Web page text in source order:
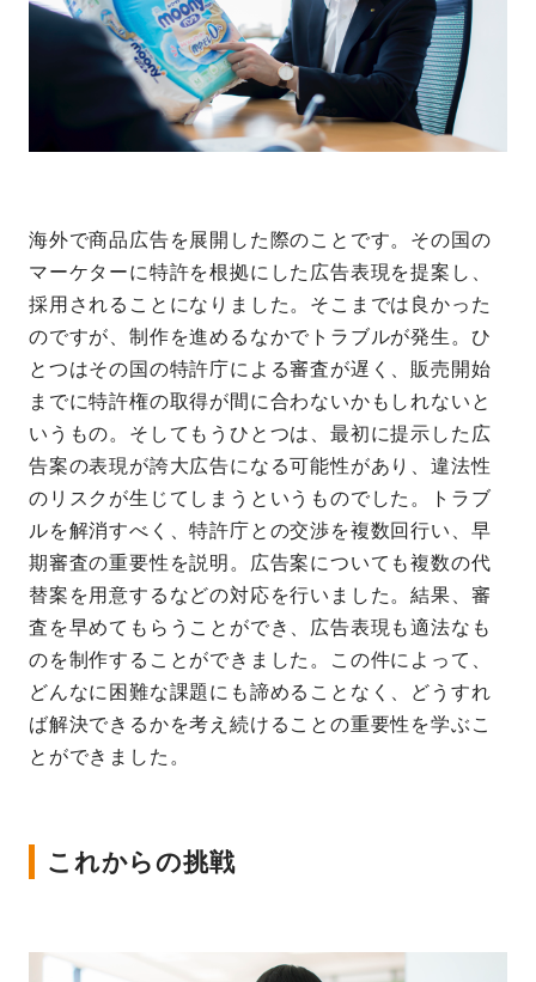
海外で商品広告を展開した際のことです。その国の
マーケターに特許を根拠にした広告表現を提案し、
採用されることになりました。そこまでは良かった
のですが、制作を進めるなかでトラブルが発生。ひ
とつはその国の特許庁による審査が遅く、販売開始
までに特許権の取得が間に合わないかもしれないと
いうもの。そしてもうひとつは、最初に提示した広
告案の表現が誇大広告になる可能性があり、違法性
のリスクが生じてしまうというものでした。トラブ
ルを解消すべく、特許庁との交渉を複数回行い、早
期審査の重要性を説明。広告案についても複数の代
替案を用意するなどの対応を行いました。結果、審
査を早めてもらうことができ、広告表現も適法なも
のを制作することができました。この件によって、
どんなに困難な課題にも諦めることなく、どうすれ
ば解決できるかを考え続けることの重要性を学ぶこ
とができました。
これからの挑戦